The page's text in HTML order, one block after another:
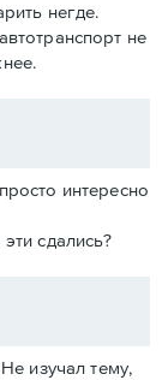
негде.
не
интересно
сдались?
изучал тему,